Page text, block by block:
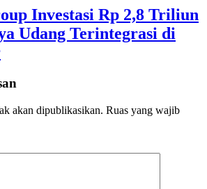
Investasi Rp 2,8 Triliun
Udang Terintegrasi di
akan dipublikasikan. Ruas yang wajib